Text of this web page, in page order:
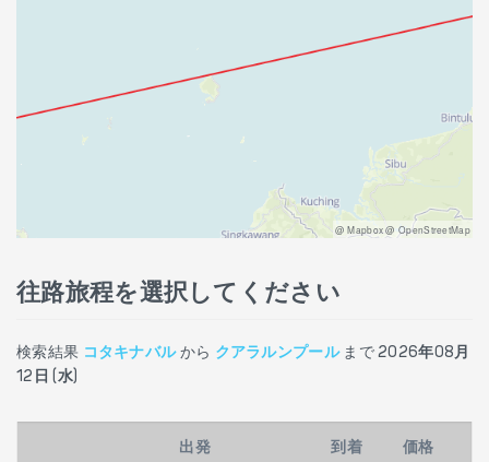
@ Mapbox @ OpenStreetMap
往路旅程を選択してください
検索結果 コタキナバルから クアラルンプールまで2026年08月
12日 (水)
出発 到着 価格